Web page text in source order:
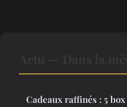
Cadeaux raffinés : 5